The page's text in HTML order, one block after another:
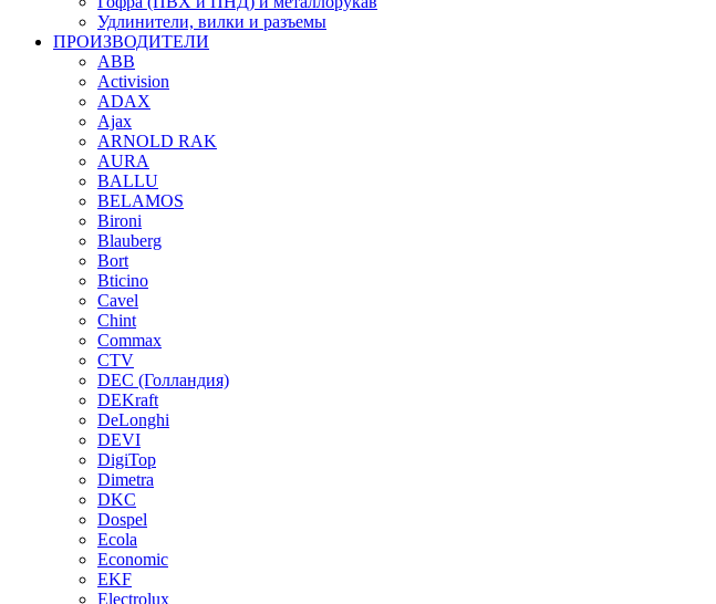
Удлинители, вилки и разъемы
ПРОИЗВОДИТЕЛИ
ABB
Activision
ADAX
Ajax
ARNOLD RAK
AURA
BALLU
BELAMOS
Bironi
Blauberg
Bort
Bticino
Cavel
Chint
Commax
CTV
DEC (Голландия)
DEKraft
DeLonghi
DEVI
DigiTop
Dimetra
DKC
Dospel
Ecola
Economic
EKF
Electrolux